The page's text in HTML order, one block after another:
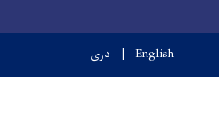
English دری